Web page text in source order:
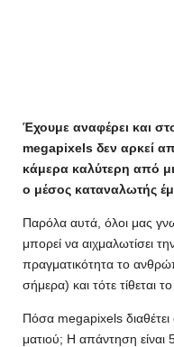
Έχουμε αναφέρει και
megapixels δεν αρκεί
κάμερα καλύτερη από
ο μέσος καταναλωτής
Παρόλα αυτά, όλοι μας
μπορεί να αιχμαλωτίσει
πραγματικότητα το
σήμερα) και τότε τίθεται
Πόσα megapixels
ματιού; Η απάντηση